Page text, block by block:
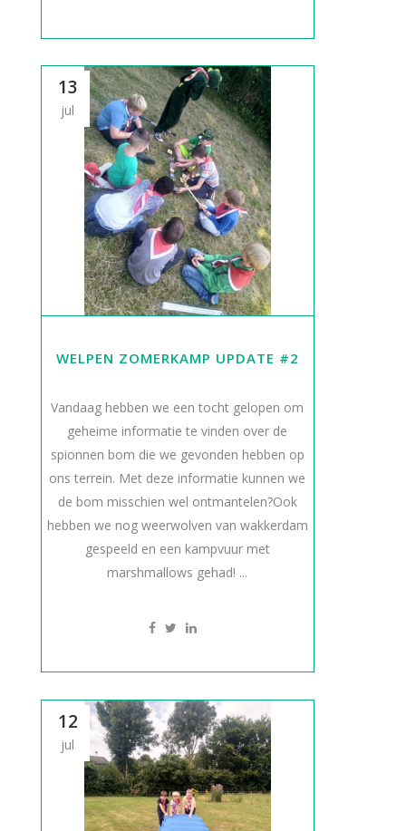
13
jul
WELPEN ZOMERKAMP UPDATE #2
Vandaag hebben we een tocht gelopen om
geheime informatie te vinden over de
spionnen bom die we gevonden hebben op
ons terrein. Met deze informatie kunnen we
de bom misschien wel ontmantelen?Ook
hebben we nog weerwolven van wakkerdam
gespeeld en een kampvuur met
marshmallows gehad! ...
12
jul